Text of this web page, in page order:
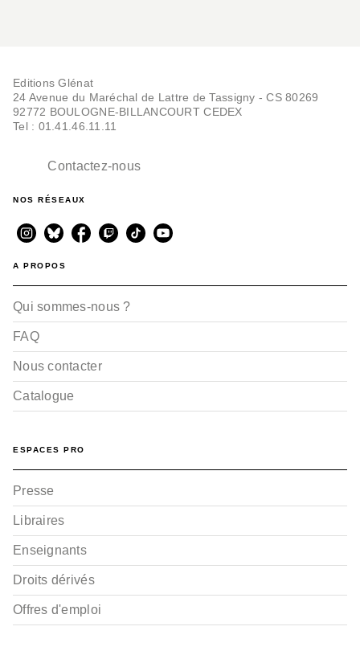
Editions Glénat
24 Avenue du Maréchal de Lattre de Tassigny - CS 80269
92772 BOULOGNE-BILLANCOURT CEDEX
Tel : 01.41.46.11.11
Contactez-nous
NOS RÉSEAUX
A PROPOS
Qui sommes-nous ?
FAQ
Nous contacter
Catalogue
ESPACES PRO
Presse
Libraires
Enseignants
Droits dérivés
Offres d'emploi